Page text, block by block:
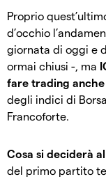
Proprio
d’occhio
giornata di oggi e
ormai chiusi -, ma
fare trading
degli indici di
Francoforte.
Cosa si deciderà
del primo partito